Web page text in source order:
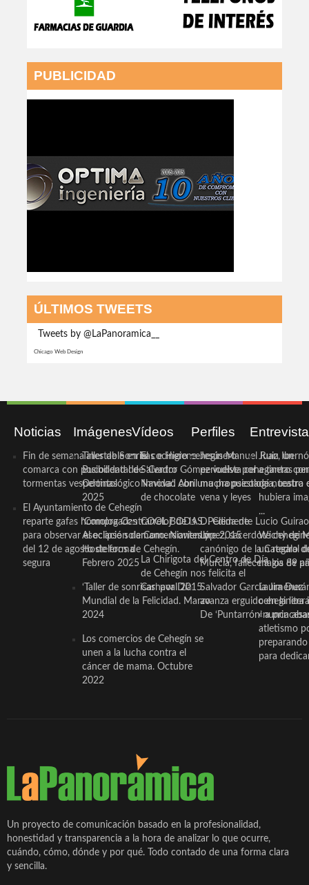
PUBLICIDAD
ÚLTIMOS TWEETS
Tweets by @LaPanoramica__
Chicago Web Design
Noticias
Fin de semana inestable en la
comarca con posibilidad de
tormentas vespertinas
El Ayuntamiento de Cehegín
reparte gafas homologadas
para observar el eclipse solar
del 12 de agosto de forma
segura
Imágenes
Taller de Sonrisas e Higiene
Bucodental de ‘Centro
Odontológico Innova’. Abril
2025
‘Compra Contrarreloj’ de la
Asociación de Comerciantes y
Hosteleros de Cehegín.
Febrero 2025
‘Taller de sonrisas’ por Día
Mundial de la Felicidad. Marzo
2024
Los comercios de Cehegín se
unen a la lucha contra el
cáncer de mama. Octubre
2022
Vídeos
El cocinero ceheginero
Salvador Gómez vuelve por
Navidad con una propuesta
de chocolate
COOL BODAS. Pedida de
mano. Noviembre 2015
La Chirigota del Centro de Día
de Cehegín nos felicita el
Carnaval 2015
Perfiles
Jesús Manuel Ruiz, un
periodista ceheginero con
mucha psicología, teatro
vena y leyes
D. Clemente Lucio Guirao
López, sacerdote
canónigo de la Catedral
Murcia, fallece a los 89
Salvador García Jiménez
avanza erguido en la
De ‘Puntarrón’ a
Juan
a tantas
de nuestra
hubiera
...
Wichy de
un regalo
magia de
Laura
ceheginera
«nunca
atletismo
para
Un proyecto de comunicación basado en la profesionalidad,
honestidad y transparencia a la hora de analizar lo que ocurre,
cuándo, cómo, dónde y por qué. Todo contado de una forma clara
y sencilla.